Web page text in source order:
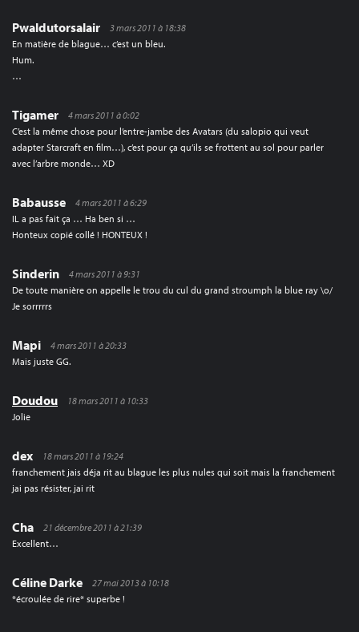
Pwaldutorsalair
3 mars 2011 à 18:38
En matière de blague… c’est un bleu.
Hum.
…
Tigamer
4 mars 2011 à 0:02
C’est la même chose pour l’entre-jambe des Avatars (du salopio qui veut
adapter Starcraft en film…), c’est pour ça qu’ils se frottent au sol pour parler
avec l’arbre monde… XD
Babausse
4 mars 2011 à 6:29
IL a pas fait ça … Ha ben si …
Honteux copié collé ! HONTEUX !
Sinderin
4 mars 2011 à 9:31
De toute manière on appelle le trou du cul du grand stroumph la blue ray \o/
Je sorrrrrs
Mapi
4 mars 2011 à 20:33
Mais juste GG.
Doudou
18 mars 2011 à 10:33
Jolie
dex
18 mars 2011 à 19:24
franchement jais déja rit au blague les plus nules qui soit mais la franchement
jai pas résister, jai rit
Cha
21 décembre 2011 à 21:39
Excellent…
Céline Darke
27 mai 2013 à 10:18
*écroulée de rire* superbe !